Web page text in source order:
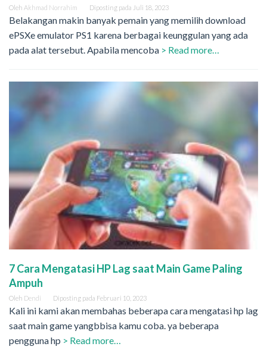
Oleh Akhmad Norrahim Diposting pada Juli 18, 2023
Belakangan makin banyak pemain yang memilih download
ePSXe emulator PS1 karena berbagai keunggulan yang ada
pada alat tersebut. Apabila mencoba > Read more…
7 Cara Mengatasi HP Lag saat Main Game Paling
Ampuh
Oleh Dendi Diposting pada Februari 10, 2023
Kali ini kami akan membahas beberapa cara mengatasi hp lag
saat main game yangbbisa kamu coba. ya beberapa
pengguna hp > Read more…